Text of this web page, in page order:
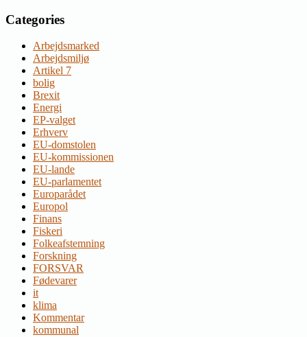
Categories
Arbejdsmarked
Arbejdsmiljø
Artikel 7
bolig
Brexit
Energi
EP-valget
Erhverv
EU-domstolen
EU-kommissionen
EU-lande
EU-parlamentet
Europarådet
Europol
Finans
Fiskeri
Folkeafstemning
Forskning
FORSVAR
Fødevarer
it
klima
Kommentar
kommunal